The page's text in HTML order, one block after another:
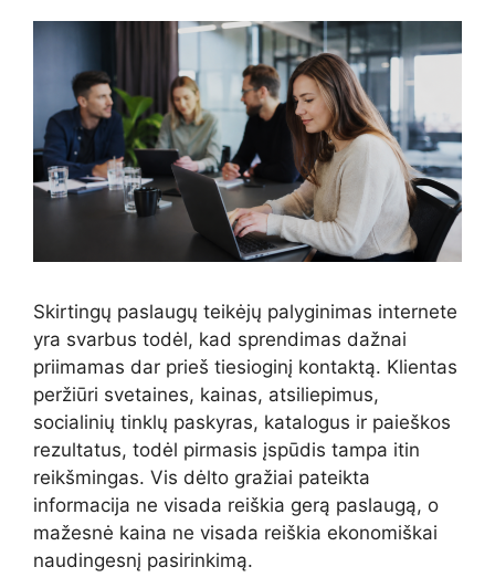
Skirtingų paslaugų teikėjų palyginimas internete
yra svarbus todėl, kad sprendimas dažnai
priimamas dar prieš tiesioginį kontaktą. Klientas
peržiūri svetaines, kainas, atsiliepimus,
socialinių tinklų paskyras, katalogus ir paieškos
rezultatus, todėl pirmasis įspūdis tampa itin
reikšmingas. Vis dėlto gražiai pateikta
informacija ne visada reiškia gerą paslaugą, o
mažesnė kaina ne visada reiškia ekonomiškai
naudingesnį pasirinkimą.